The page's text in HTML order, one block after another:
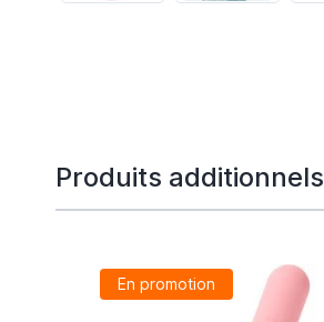
Produits additionnels
En promotion